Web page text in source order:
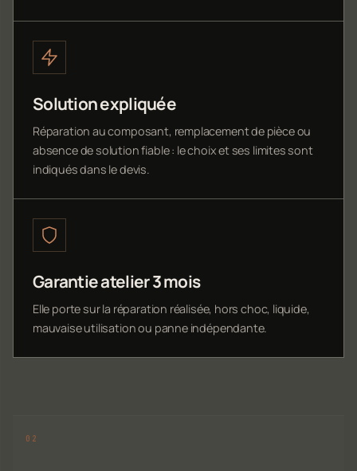
Solution expliquée
Réparation au composant, remplacement de pièce ou
absence de solution fiable : le choix et ses limites sont
indiqués dans le devis.
Garantie atelier 3 mois
Elle porte sur la réparation réalisée, hors choc, liquide,
mauvaise utilisation ou panne indépendante.